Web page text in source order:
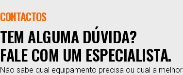
CONTACTOS
TEM ALGUMA DÚVIDA?
FALE COM UM ESPECIALISTA.
Não sabe qual equipamento precisa ou qual a melhor